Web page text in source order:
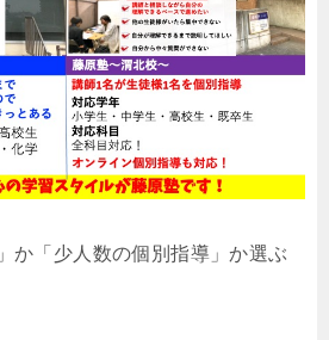
か「少人数の個別指導」か選ぶ